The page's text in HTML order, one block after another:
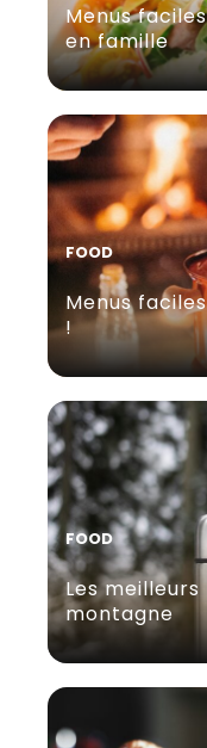
Menus
en famille
FOOD
Menus
!
FOOD
Les
montagne